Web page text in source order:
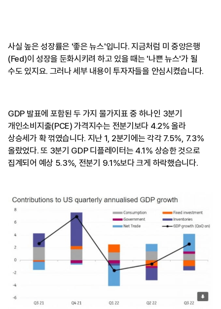
사실 높은 성장률은 '좋은 뉴스'입니다. 지금처럼 미 중앙은행
(Fed)이 성장을 둔화시키려 하고 있을 때는 '나쁜 뉴스'가 될
수도 있지요. 그러나 세부 내용이 투자자들을 안심시켰습니다.
GDP 발표에 포함된 두 가지 물가지표 중 하나인 3분기
개인소비지출(PCE) 가격지수는 전분기보다 4.2% 올라
상승세가 확 꺾였습니다. 지난 1, 2분기에는 각각 7.5%, 7.3%
올랐었다. 또 3분기 GDP 디플레이터는 4.1% 상승한 것으로
집계되어 예상 5.3%, 전분기 9.1%보다 크게 하락했습니다.